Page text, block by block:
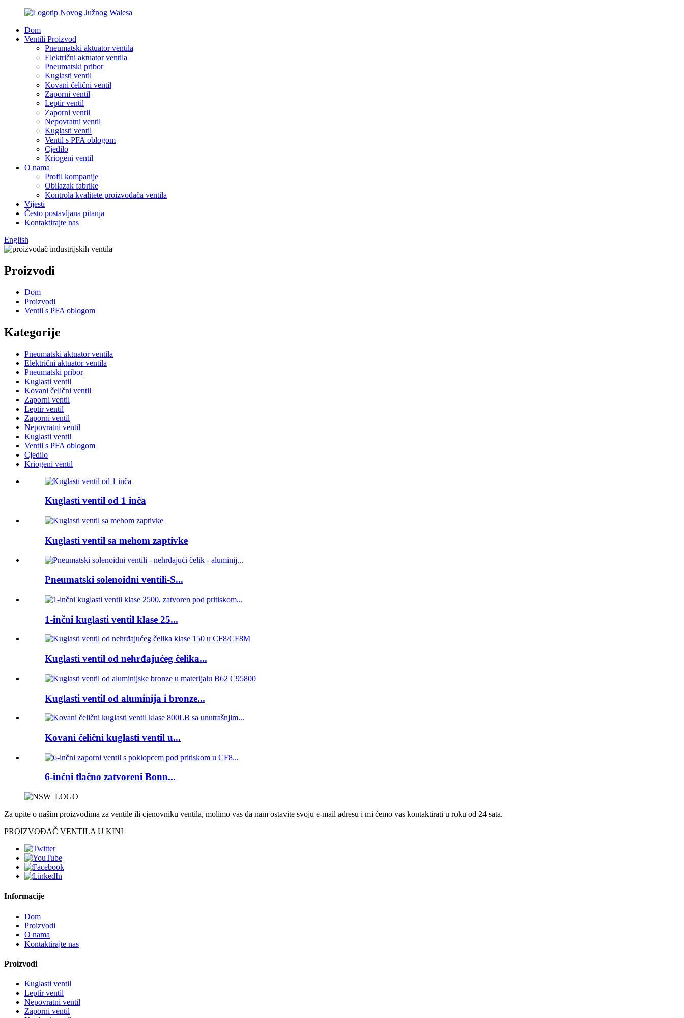
Dom
Ventili Proizvod
Pneumatski aktuator ventila
Električni aktuator ventila
Pneumatski pribor
Kuglasti ventil
Kovani čelični ventil
Zaporni ventil
Leptir ventil
Zaporni ventil
Nepovratni ventil
Kuglasti ventil
Ventil s PFA oblogom
Cjedilo
Kriogeni ventil
O nama
Profil kompanije
Obilazak fabrike
Kontrola kvalitete proizvođača ventila
Vijesti
Često postavljana pitanja
Kontaktirajte nas
English
Proizvodi
Dom
Proizvodi
Ventil s PFA oblogom
Kategorije
Pneumatski aktuator ventila
Električni aktuator ventila
Pneumatski pribor
Kuglasti ventil
Kovani čelični ventil
Zaporni ventil
Leptir ventil
Zaporni ventil
Nepovratni ventil
Kuglasti ventil
Ventil s PFA oblogom
Cjedilo
Kriogeni ventil
Kuglasti ventil od 1 inča
Kuglasti ventil sa mehom zaptivke
Pneumatski solenoidni ventili-S...
1-inčni kuglasti ventil klase 25...
Kuglasti ventil od nehrđajućeg čelika...
Kuglasti ventil od aluminija i bronze...
Kovani čelični kuglasti ventil u...
6-inčni tlačno zatvoreni Bonn...
Za upite o našim proizvodima za ventile ili cjenovniku ventila, molimo vas da nam ostavite svoju e-mail adresu i mi ćemo vas kontaktirati u roku od 24 sata.
PROIZVOĐAČ VENTILA U KINI
Informacije
Dom
Proizvodi
O nama
Kontaktirajte nas
Proizvodi
Kuglasti ventil
Leptir ventil
Nepovratni ventil
Zaporni ventil